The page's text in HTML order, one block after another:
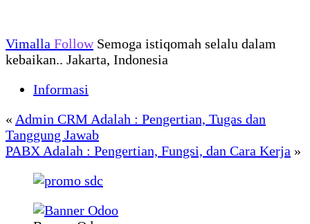
Vimalla Follow Semoga istiqomah selalu dalam
kebaikan.. Jakarta, Indonesia
Informasi
« Admin CRM Adalah : Pengertian, Tugas dan
Tanggung Jawab
PABX Adalah : Pengertian, Fungsi, dan Cara Kerja »